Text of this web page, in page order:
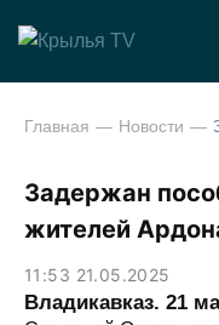
Главная Новости
Задержан
жителей
11:53 21.05.2025
Владикавказ. 21